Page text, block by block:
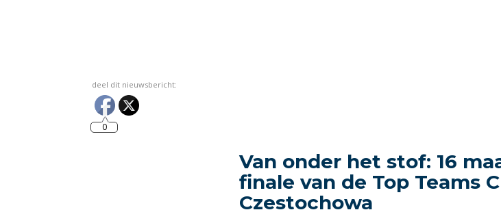
deel dit nieuwsbericht:
0
Van onder het stof: 16
finale van de Top Teams
Czestochowa